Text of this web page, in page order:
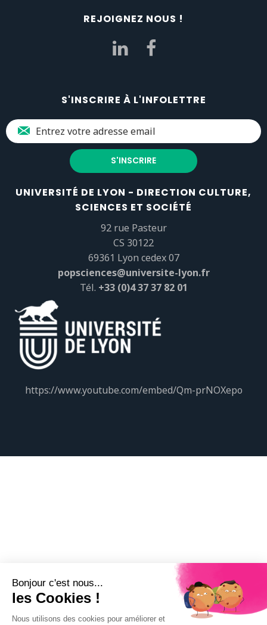
REJOIGNEZ NOUS !
S'INSCRIRE À L'INFOLETTRE
UNIVERSITÉ DE LYON - DIRECTION CULTURE,
SCIENCES ET SOCIÉTÉ
92 rue Pasteur
CS 30122
69361 Lyon cedex 07
popsciences@universite-lyon.fr
Tél. +33 (0)4 37 37 82 01
https://www.youtube.com/embed/Qm-prNOXepo